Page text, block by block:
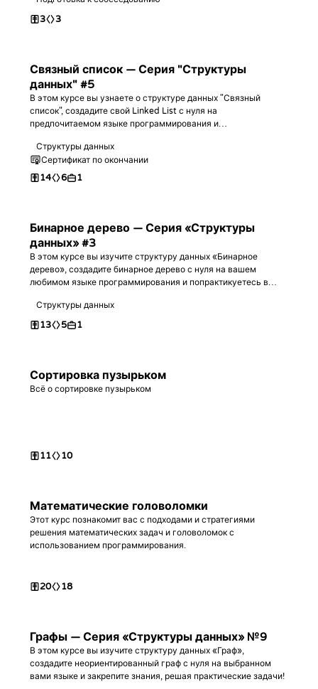
3 3
Связный список — Серия "Структуры
данных" #5
В этом курсе вы узнаете о структуре данных "Связный
список", создадите свой Linked List с нуля на
предпочитаемом языке программирования и
Структуры данных
Сертификат по окончании
14 6 1
Бинарное дерево — Серия «Структуры
данных» #3
В этом курсе вы изучите структуру данных «Бинарное
дерево», создадите бинарное дерево с нуля на вашем
любимом языке программирования и попрактикуетесь в
Структуры данных
13 5 1
Сортировка пузырьком
Всё о сортировке пузырьком
11 10
Математические головоломки
Этот курс познакомит вас с подходами и стратегиями
решения математических задач и головоломок с
использованием программирования.
20 18
Графы — Серия «Структуры данных» №9
В этом курсе вы изучите структуру данных «Граф»,
создадите неориентированный граф с нуля на выбранном
вами языке и закрепите знания, решая практические задачи!